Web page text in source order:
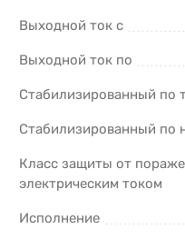
Выходной ток с
Выходной ток по
Стабилизированный по
Стабилизированный по
Класс защиты от
электрическим током
Исполнение